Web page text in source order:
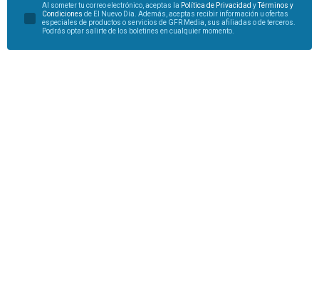
Al someter tu correo electrónico, aceptas la Política de Privacidad yTérminos y
Condiciones de El Nuevo Día. Además, aceptas recibir información u ofertas
especiales de productos o servicios de GFR Media, sus afiliadas o de terceros.
Podrás optar salirte de los boletines en cualquier momento.